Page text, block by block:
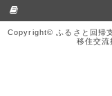
Copyright© ふるさと回帰
移住交